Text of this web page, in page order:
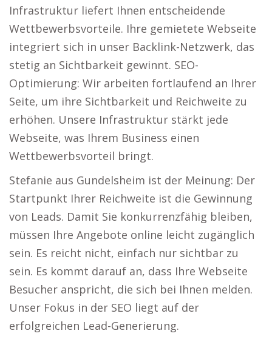
Infrastruktur liefert Ihnen entscheidende
Wettbewerbsvorteile. Ihre gemietete Webseite
integriert sich in unser Backlink-Netzwerk, das
stetig an Sichtbarkeit gewinnt. SEO-
Optimierung: Wir arbeiten fortlaufend an Ihrer
Seite, um ihre Sichtbarkeit und Reichweite zu
erhöhen. Unsere Infrastruktur stärkt jede
Webseite, was Ihrem Business einen
Wettbewerbsvorteil bringt.
Stefanie aus Gundelsheim ist der Meinung: Der
Startpunkt Ihrer Reichweite ist die Gewinnung
von Leads. Damit Sie konkurrenzfähig bleiben,
müssen Ihre Angebote online leicht zugänglich
sein. Es reicht nicht, einfach nur sichtbar zu
sein. Es kommt darauf an, dass Ihre Webseite
Besucher anspricht, die sich bei Ihnen melden.
Unser Fokus in der SEO liegt auf der
erfolgreichen Lead-Generierung.